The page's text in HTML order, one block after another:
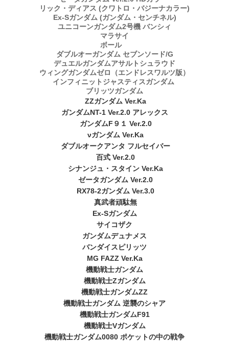
リック・ディアス (クワトロ・バジーナカラー)
Ex-Sガンダム (ガンダム・センチネル)
ユニコーンガンダム2号機 バンシィ
マラサイ
ボール
ダブルオーガンダム セブンソード/G
デュエルガンダムアサルトシュラウド
ウィングガンダムゼロ（エンドレスワルツ版）
インフィニットジャスティスガンダム
ブリッツガンダム
ZZガンダム Ver.Ka
ガンダムNT-1 Ver.2.0 アレックス
ガンダムF９１ Ver.2.0
νガンダム Ver.Ka
ダブルオークアンタ フルセイバー
百式 Ver.2.0
シナンジュ・スタイン Ver.Ka
ゼータガンダム Ver.2.0
RX78-2ガンダム Ver.3.0
真武者頑駄無
Ex-Sガンダム
サイコザク
ガンダムデュナメス
バンダイスピリッツ
MG FAZZ Ver.Ka
機動戦士ガンダム
機動戦士Zガンダム
機動戦士ガンダムZZ
機動戦士ガンダム 逆襲のシャア
機動戦士ガンダムF91
機動戦士Vガンダム
機動戦士ガンダム0080 ポケットの中の戦争